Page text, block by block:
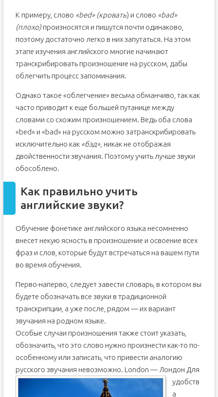
К примеру, слово «bed» (кровать) и слово «bad»
(плохо)произносятся и пишутся почти одинаково,
поэтому достаточно легко в них запутаться. На этом
этапе изучения английского многие начинают
транскрибировать произношение на русском, дабы
облегчить процесс запоминания.
Однако такое «облегчение» весьма обманчиво, так как
часто приводит к еще большей путанице между
словами со схожим произношением. Ведь оба слова
«bed» и «bad» на русском можно затранскрибировать
исключительно как «бэд», никак не отображая
двойственности звучания. Поэтому учить лучше звуки
обособлено.
Как правильно учить
английские звуки?
Обучение фонетике английского языка несомненно
внесет некую ясность в произношение и освоение всех
фраз и слов, которые будут встречаться на вашем пути
во время обучения.
Перво-наперво, следует завести словарь, в котором вы
будете обозначать все звуки в традиционной
транскрипции, а уже после, рядом — их вариант
звучания на родном языке.
Особые случаи произношения также стоит указать,
обозначить, что это слово нужно произнести как-то по-
особенному или записать, что привести аналогию
русского звучания невозможно. London — Лондон Для
удобств
а